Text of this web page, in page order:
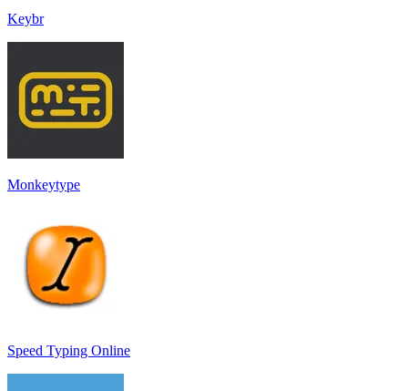
Keybr
Monkeytype
Speed Typing Online